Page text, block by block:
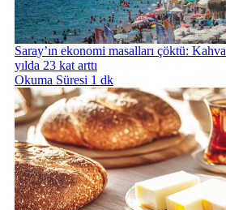
Saray’ın ekonomi masalları çöktü:
yılda 23 kat arttı
Okuma Süresi 1 dk